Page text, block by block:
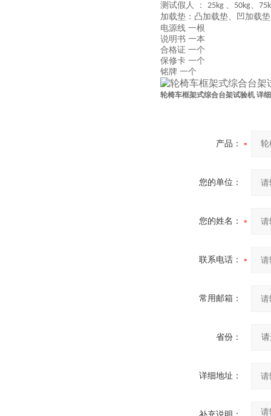
测试假人 ： 25kg 、 50kg、
加载垫：凸加载垫、凹加载
电源线 一根
说明书 一本
合格证 一个
保修卡 一个
铭牌 一个
轮椅车框架式综合台架试验机 详
产品：
您的单位：
您的姓名：
联系电话：
常用邮箱：
省份：
详细地址：